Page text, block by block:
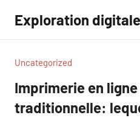
contenu
Exploration digitale
Uncategorized
Imprimerie en
traditionnelle: